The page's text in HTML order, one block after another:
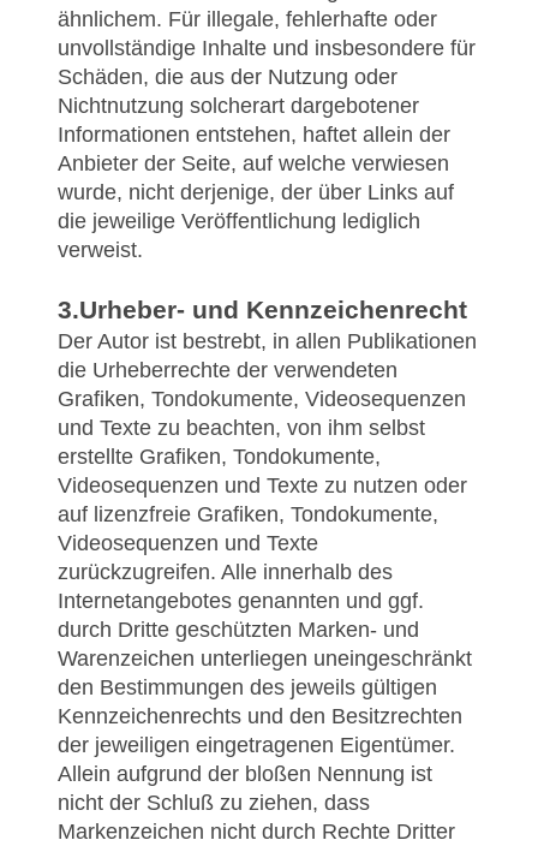
ähnlichem. Für illegale, fehlerhafte oder
unvollständige Inhalte und insbesondere für
Schäden, die aus der Nutzung oder
Nichtnutzung solcherart dargebotener
Informationen entstehen, haftet allein der
Anbieter der Seite, auf welche verwiesen
wurde, nicht derjenige, der über Links auf
die jeweilige Veröffentlichung lediglich
verweist.
3.Urheber- und Kennzeichenrecht
Der Autor ist bestrebt, in allen Publikationen
die Urheberrechte der verwendeten
Grafiken, Tondokumente, Videosequenzen
und Texte zu beachten, von ihm selbst
erstellte Grafiken, Tondokumente,
Videosequenzen und Texte zu nutzen oder
auf lizenzfreie Grafiken, Tondokumente,
Videosequenzen und Texte
zurückzugreifen. Alle innerhalb des
Internetangebotes genannten und ggf.
durch Dritte geschützten Marken- und
Warenzeichen unterliegen uneingeschränkt
den Bestimmungen des jeweils gültigen
Kennzeichenrechts und den Besitzrechten
der jeweiligen eingetragenen Eigentümer.
Allein aufgrund der bloßen Nennung ist
nicht der Schluß zu ziehen, dass
Markenzeichen nicht durch Rechte Dritter